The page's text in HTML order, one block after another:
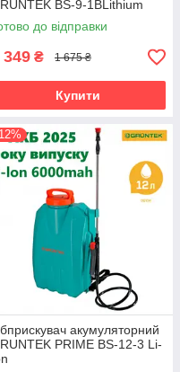
BS-9-1BLithium
до відправки
349 ₴ 1 675 ₴
Купити
акумуляторний
PRIME BS-12-3 Li-